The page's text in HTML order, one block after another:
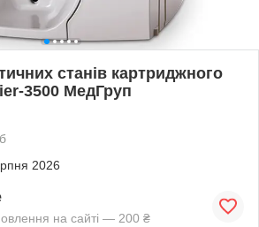
станів картриджного
3500 МедГруп
2026
на сайті — 200 ₴